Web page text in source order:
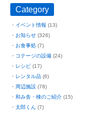
Category
イベント情報 (13)
お知らせ (326)
お食事処 (7)
コテージの設備 (24)
レシピ (17)
レンタル品 (6)
周辺施設 (78)
和み舎・棟のご紹介 (15)
太郎くん (7)